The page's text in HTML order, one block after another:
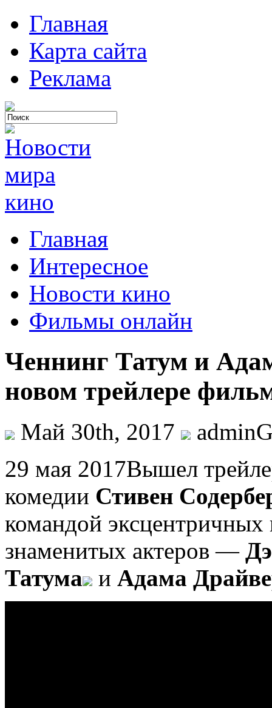
Главная
Карта сайта
Реклама
Главная
Интересное
Новости кино
Фильмы онлайн
Ченнинг Татум и
новом трейлере
Май 30th, 2017
29 мaя 2017Вышел
комедии Стивен
командой
знаменитых актеров —
Татума
и Адама